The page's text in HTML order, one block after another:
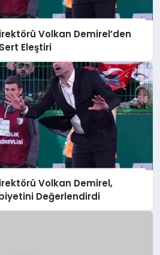
Volkan Demirel’den
Eleştiri
Volkan Demirel,
Değerlendirdi